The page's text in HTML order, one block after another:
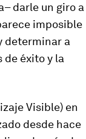
darle un giro a
imposible
determinar a
de éxito y la
Visible) en
desde hace